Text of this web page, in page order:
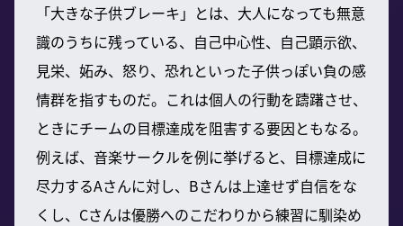
「大きな子供ブレーキ」とは、大人になっても無意
識のうちに残っている、自己中心性、自己顕示欲、
見栄、妬み、怒り、恐れといった子供っぽい負の感
情群を指すものだ。これは個人の行動を躊躇させ、
ときにチームの目標達成を阻害する要因ともなる。
例えば、音楽サークルを例に挙げると、目標達成に
尽力するAさんに対し、Bさんは上達せず自信をな
くし、Cさんは優勝へのこだわりから練習に馴染め